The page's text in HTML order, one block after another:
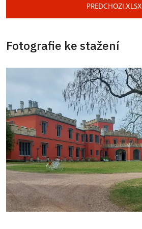
PREDCHOZI.XLSX
Fotografie ke stažení